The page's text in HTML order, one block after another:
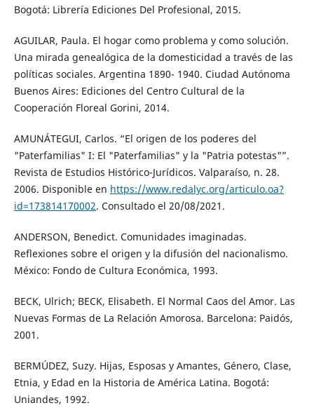
Bogotá: Librería Ediciones Del Profesional, 2015.
AGUILAR, Paula. El hogar como problema y como solución.
Una mirada genealógica de la domesticidad a través de las
políticas sociales. Argentina 1890- 1940. Ciudad Autónoma
Buenos Aires: Ediciones del Centro Cultural de la
Cooperación Floreal Gorini, 2014.
AMUNÁTEGUI, Carlos. “El origen de los poderes del
"Paterfamilias" I: El "Paterfamilias" y la "Patria potestas"”.
Revista de Estudios Histórico-Jurídicos. Valparaíso, n. 28.
2006. Disponible en https://www.redalyc.org/articulo.oa?
id=173814170002. Consultado el 20/08/2021.
ANDERSON, Benedict. Comunidades imaginadas.
Reflexiones sobre el origen y la difusión del nacionalismo.
México: Fondo de Cultura Económica, 1993.
BECK, Ulrich; BECK, Elisabeth. El Normal Caos del Amor. Las
Nuevas Formas de La Relación Amorosa. Barcelona: Paidós,
2001.
BERMÚDEZ, Suzy. Hijas, Esposas y Amantes, Género, Clase,
Etnia, y Edad en la Historia de América Latina. Bogotá:
Uniandes, 1992.